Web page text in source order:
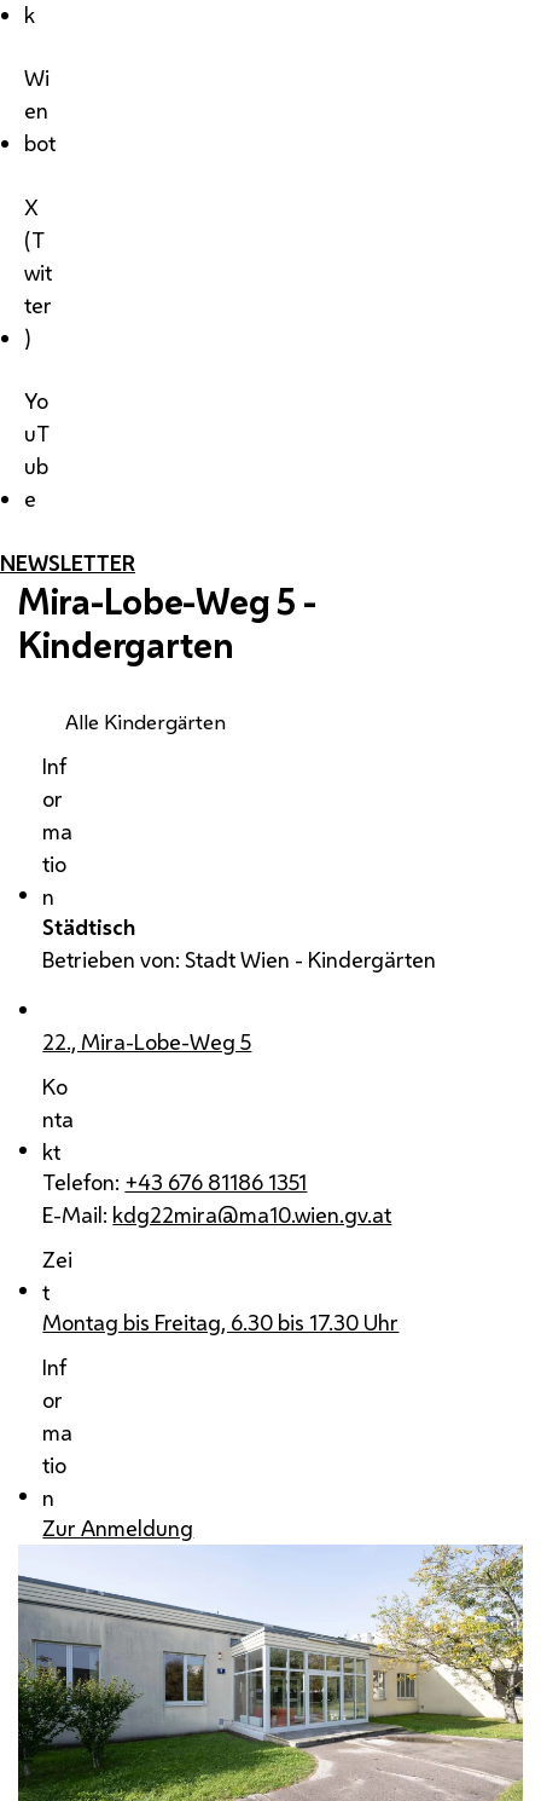
k
Wi
en
bot
X
(T
wit
ter
)
Yo
uT
ub
e
NEWSLETTER
Mira-Lobe-Weg 5 -
Kindergarten
Alle Kindergärten
Inf
or
ma
tio
n
Städtisch
Betrieben von: Stadt Wien - Kindergärten
22., Mira-Lobe-Weg 5
Ko
nta
kt
Telefon: +43 676 81186 1351
E-Mail: kdg22mira@ma10.wien.gv.at
Zei
t
Montag bis Freitag, 6.30 bis 17.30 Uhr
Inf
or
ma
tio
n
Zur Anmeldung